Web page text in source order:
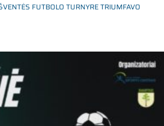
FUTBOLO TURNYRE TRIUMFAVO